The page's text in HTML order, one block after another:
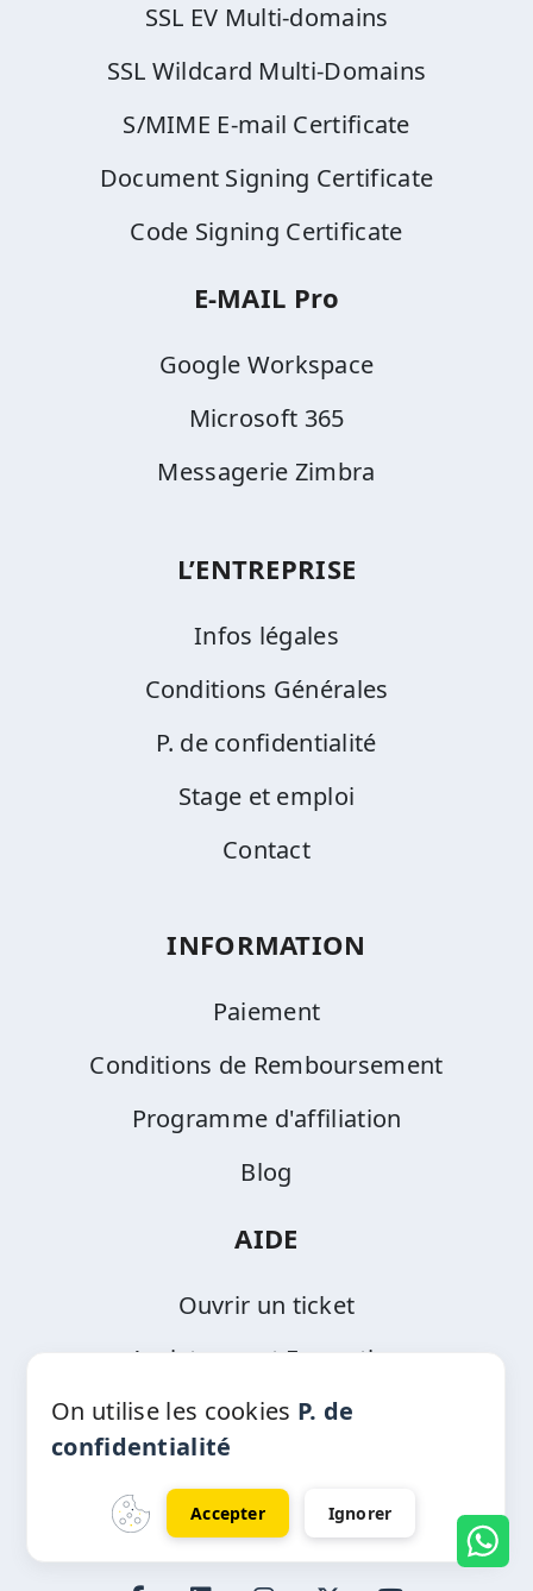
SSL EV Multi-domains
SSL Wildcard Multi-Domains
S/MIME E-mail Certificate
Document Signing Certificate
Code Signing Certificate
E-MAIL Pro
Google Workspace
Microsoft 365
Messagerie Zimbra
L’ENTREPRISE
Infos légales
Conditions Générales
P. de confidentialité
Stage et emploi
Contact
INFORMATION
Paiement
Conditions de Remboursement
Programme d'affiliation
Blog
AIDE
Ouvrir un ticket
Assistance et Formation
On utilise les cookies P. de
confidentialité
Accepter Ignorer